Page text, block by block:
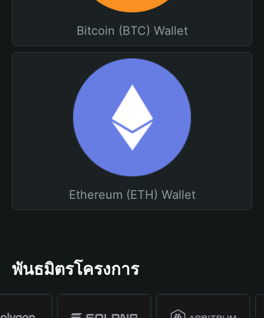
Bitcoin (BTC) Wallet
Ethereum (ETH) Wallet
พันธมิตรโครงการ